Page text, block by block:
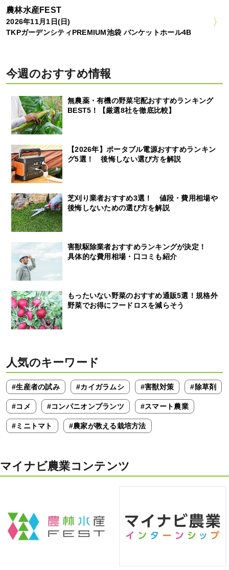
農林水産FEST
2026年11月1日(日)
TKPガーデンシティPREMIUM池袋 バンケットホール4B
今週のおすすめ情報
無農薬・有機の野菜宅配おすすめランキング
BEST5！【厳選8社を徹底比較】
【2026年】ポータブル電源おすすめランキン
グ5選！ 後悔しない選び方を解説
芝刈り業者おすすめ3選！ 値段・費用相場や
後悔しないための選び方を解説
害獣駆除業者おすすめランキングが決定！
具体的な費用相場・口コミも紹介
もったいない野菜のおすすめ通販5選！規格外
野菜でお得にフードロスを減らそう
人気のキーワード
#生産者の試み #カイガラムシ #害獣対策 #除草剤
#コメ #コンパニオンプランツ #スマート農業
#ミニトマト #農家が教える栽培方法
マイナビ農業コンテンツ